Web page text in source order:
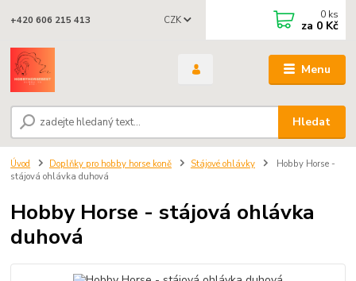
Menu
CZK
Hledat
+420 606 215 413 0 ks
za 0 Kč
Úvod Doplňky pro hobby horse koně Stájové ohlávky
Hobby Horse -
stájová ohlávka duhová
Hobby Horse - stájová ohlávka
duhová